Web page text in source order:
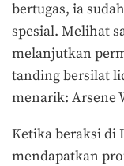
bertugas, ia
spesial. Melihat
melanjutkan
tanding bersilat
menarik: Arsene
Ketika beraksi di
mendapatkan